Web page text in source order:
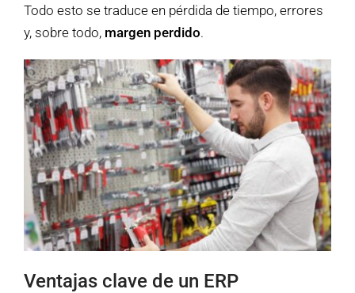
Todo esto se traduce en pérdida de tiempo, errores
y, sobre todo, margen perdido.
Ventajas clave de un ERP